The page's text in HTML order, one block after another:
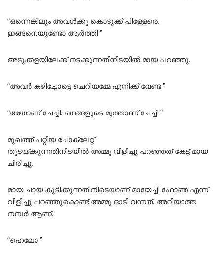
“ഒന്നെങ്കിലും അവൾക്കു കൊടുക്ക്‌ പിള്ളേരെ.
ഇങ്ങനെയുണ്ടോ ആർത്തി ”
അടുക്കളയിലേക്ക് നടക്കുന്നതിനിടയിൽ മായ പറഞ്ഞു.
“അവർ കഴിച്ചോട്ടെ ചെറിയമ്മേ എനിക്ക് വേണ്ട ”
“അതാണ് ചേച്ചി. ഞങ്ങളുടെ മുത്താണ് ചേച്ചി ”
മുഖത്ത് പറ്റിയ ചോക്ലേറ്റ്
തുടയ്ക്കുന്നതിനിടയിൽ അമ്മു വിളിച്ചു പറഞ്ഞത് കേട്ട് മായ
ചിരിച്ചു.
മായ ചായ കുടിക്കുന്നതിനിടെയാണ് മായേച്ചി ഫോൺ എന്ന്
വിളിച്ചു പറഞ്ഞുകൊണ്ട് അമ്മു ഓടി വന്നത്. അറിയാത്ത
നമ്പർ ആണ്.
“ഹെലോ ”